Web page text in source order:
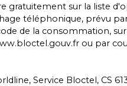
gratuitement sur la liste
téléphonique, prévu
de la consommation,
ou par
Service Bloctel, CS